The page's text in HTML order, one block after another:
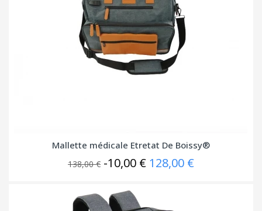
Mallette médicale Etretat De Boissy®
138,00 € -10,00 € 128,00 €